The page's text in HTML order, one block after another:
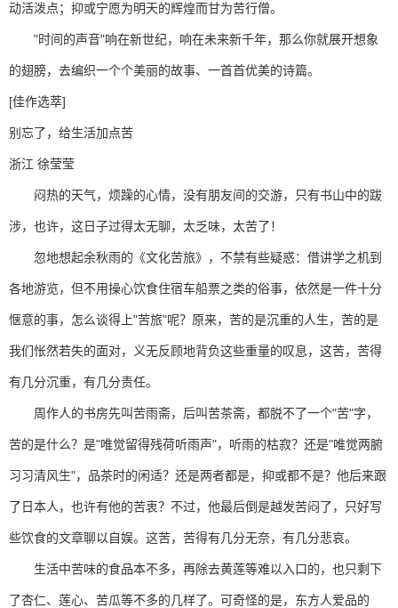
动活泼点；抑或宁愿为明天的辉煌而甘为苦行僧。
"时间的声音"响在新世纪，响在未来新千年，那么你就展开想象
的翅膀，去编织一个个美丽的故事、一首首优美的诗篇。
[佳作选萃]
别忘了，给生活加点苦
浙江 徐莹莹
闷热的天气，烦躁的心情，没有朋友间的交游，只有书山中的跋
涉，也许，这日子过得太无聊，太乏味，太苦了！
忽地想起余秋雨的《文化苦旅》，不禁有些疑惑：借讲学之机到
各地游览，但不用操心饮食住宿车船票之类的俗事，依然是一件十分
惬意的事，怎么谈得上"苦旅"呢？原来，苦的是沉重的人生，苦的是
我们怅然若失的面对，义无反顾地背负这些重量的叹息，这苦，苦得
有几分沉重，有几分责任。
周作人的书房先叫苦雨斋，后叫苦茶斋，都脱不了一个"苦"字，
苦的是什么？是"唯觉留得残荷听雨声"，听雨的枯寂？还是"唯觉两腑
习习清风生"，品茶时的闲适？还是两者都是，抑或都不是？他后来跟
了日本人，也许有他的苦衷？不过，他最后倒是越发苦闷了，只好写
些饮食的文章聊以自娱。这苦，苦得有几分无奈，有几分悲哀。
生活中苦味的食品本不多，再除去黄莲等难以入口的，也只剩下
了杏仁、莲心、苦瓜等不多的几样了。可奇怪的是，东方人爱品的